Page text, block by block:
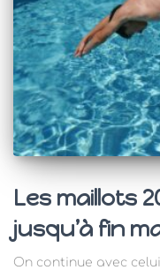
Les maillots
jusqu’à fin
On continue avec